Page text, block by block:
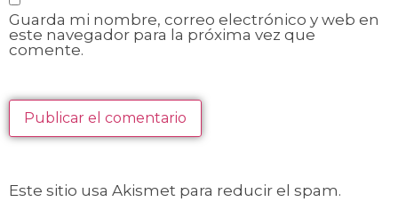
Guarda mi nombre, correo electrónico y web en
este navegador para la próxima vez que
comente.
Este sitio usa Akismet para reducir el spam.